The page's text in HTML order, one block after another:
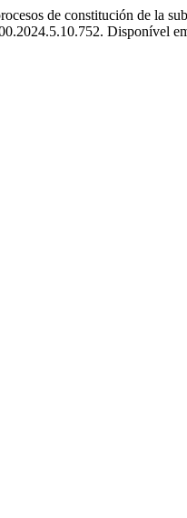
de constitución de la
Disponível